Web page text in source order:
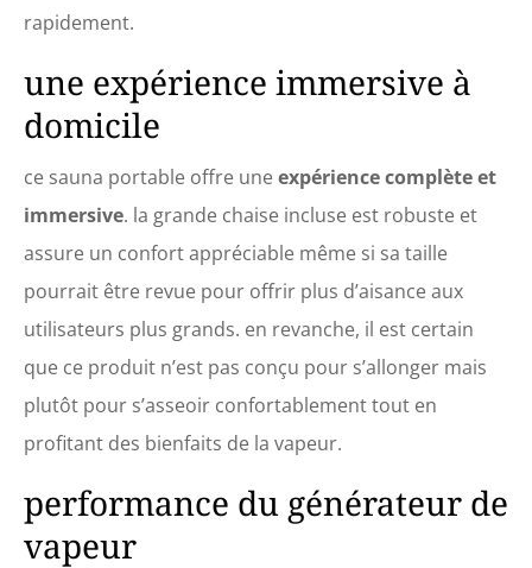
couleurs, permettant ainsi
un minimum d'espace.
Grâce à sa simplicité
rangement, vous pouvez
profiter de la thérapie par
sauna et des soins de
beauté à tout moment et en
tout lieu UTILISATION
CONFORTABLE : cet
ensemble de sauna à
vapeur d'intérieur mesure
78 x 87 x 100 cm, offrant
pour des utilisateurs de
différentes corpulences ; la
rapidement.
une expérience immersive à
domicile
ce sauna portable offre uneexpérience complète et
immersive. la grande chaise incluse est robuste et
assure un confort appréciable même si sa taille
pourrait être revue pour offrir plus d’aisance aux
utilisateurs plus grands. en revanche, il est certain
que ce produit n’est pas conçu pour s’allonger mais
plutôt pour s’asseoir confortablement tout en
profitant des bienfaits de la vapeur.
performance du générateur de
vapeur